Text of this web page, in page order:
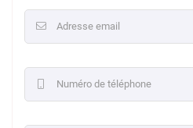
 Adresse email
Numéro de téléphone